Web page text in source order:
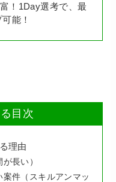
！1Day選考で、最
能！
目次
理由
長い）
件（スキルアンマッ